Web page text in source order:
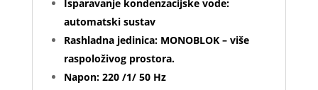
Isparavanje kondenzacijske vode:
automatski sustav
Rashladna jedinica: MONOBLOK – više
raspoloživog prostora.
Napon: 220 /1/ 50 Hz